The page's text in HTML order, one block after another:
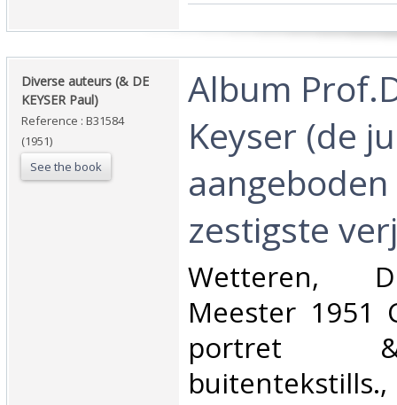
‎Diverse auteurs (& DE
KEYSER Paul)‎
Reference : B31584
(1951)
See the book
‎Album
Keyser (de
zestigste
‎Wetteren,
Meester 1951
portret